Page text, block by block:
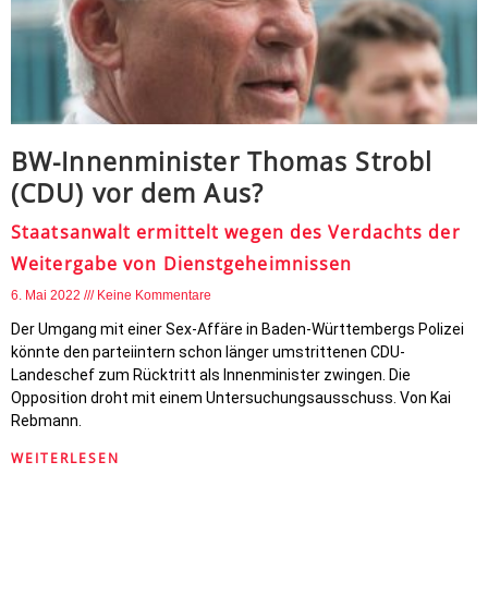
BW-Innenminister Thomas Strobl
(CDU) vor dem Aus?
Staatsanwalt ermittelt wegen des Verdachts der
Weitergabe von Dienstgeheimnissen
6. Mai 2022 Keine Kommentare
Der Umgang mit einer Sex-Affäre in Baden-Württembergs Polizei
könnte den parteiintern schon länger umstrittenen CDU-
Landeschef zum Rücktritt als Innenminister zwingen. Die
Opposition droht mit einem Untersuchungsausschuss. Von Kai
Rebmann.
WEITERLESEN